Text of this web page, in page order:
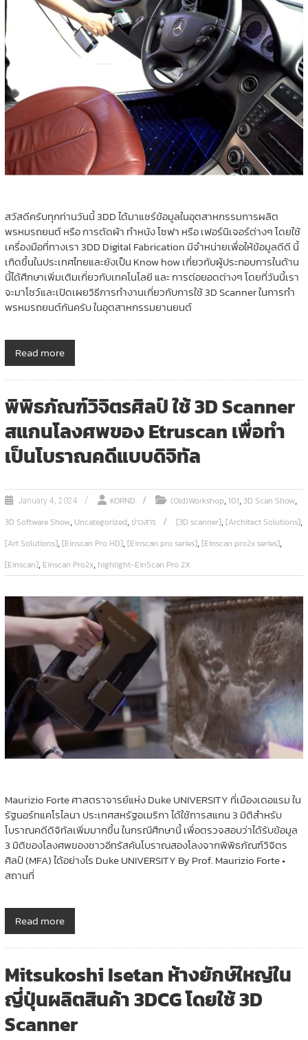
สวัสดีครับทุกท่านวันนี้ 3DD ได้มาแชร์ข้อมูลในอุตสาหกรรมการผลิต
พรหมรถยนต์ หรือ การตัดผ้า ทำหนัง โซฟา หรือ เฟอร์นิเจอร์ต่างๆ โดยใช้
เครื่องมือที่ทางเรา 3DD Digital Fabrication มีจำหน่ายเพื่อให้ข้อมูลดีดี นี้
เกิดขึ้นในประเทศไทยและยังเป็น Know how เกี่ยวกับผู้ประกอบการในด้าน
นี้ได้ศึกษาเพิ่มเติมเกี่ยวกับเทคโนโลยี และ การต่อยอดต่างๆ โดยที่วันนี้เรา
จะมาโชว์และเปิดเผยวิธีการทำงานเกี่ยวกับการใช้ 3D Scanner ในการทำ
พรหมรถยนต์กันครับ ในอุตสาหกรรมยานยนต์
Read more
พิพิธภัณฑ์วิจิตรศิลป์ ใช้ 3D Scanner
สแกนโลงศพของ Etruscan เพื่อทำ
เป็นโบราณคดีแบบดิจิทัล
January 4, 2024 KORND (Old)Workshop,101,3D Scan Show,
3D Software Show, Uncategorized,ข่าวสาร [3D scanner],[Architect Solutions],
[Art Solutions],[Einscan Pro HD],[Einscan pro series],[Einscan pro2x series],
[Einscan], Einscan Pro2x, highlight-EinScan Pro 2X
Maurizio Forte ศาสตราจารย์แห่ง Duke UNIVERSITY ที่เมืองเดอแรม ใน
รัฐนอร์ทแคโรไลนา ประเทศสหรัฐอเมริกา ได้ใช้การสแกน 3 มิติสำหรับ
โบราณคดีดิจิทัลเพิ่มมากขึ้น ในกรณีศึกษานี้ เพื่อตรวจสอบว่าได้รับข้อมูล
3 มิติของโลงศพของชาวอีทรัสคันโบราณสองโลงจากพิพิธภัณฑ์วิจิตร
ศิลป์ (MFA) ได้อย่างไร Duke UNIVERSITY By Prof. Maurizio Forte •
สถานที่
Read more
Mitsukoshi Isetan ห้างยักษ์ใหญ่ใน
ญี่ปุ่นผลิตสินค้า 3DCG โดยใช้ 3D
Scanner